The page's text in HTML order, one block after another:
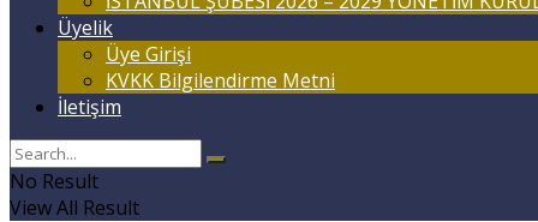
Üyelik
Üye Girişi
KVKK Bilgilendirme Metni
İletişim
No Result
View All Result